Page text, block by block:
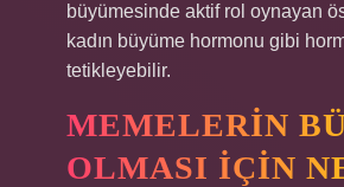
büyümesinde aktif rol oynayan
kadın büyüme hormonu gibi
tetikleyebilir.
MEMELERIN
OLMASI IÇIN